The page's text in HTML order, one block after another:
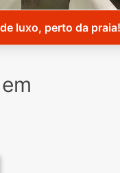
luxo, perto da